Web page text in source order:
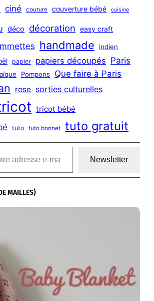
ciné couture couverture bébé cuisine
déco décoration easy craft
handmade indien
papier papiers découpés Paris
Pompons Que faire à Paris
rose sorties culturelles
tricot bébé
tuto tuto bonnet tuto gratuit
Newsletter
MAILLES)